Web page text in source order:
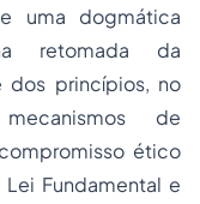
uma dogmática
retomada da
dos princípios, no
de
ético
Fundamental e